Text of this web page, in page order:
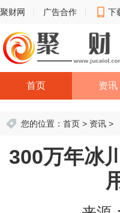
聚财网 广告合作 下
首页 资讯
您的位置： 首页 > 资讯 >
300万年冰